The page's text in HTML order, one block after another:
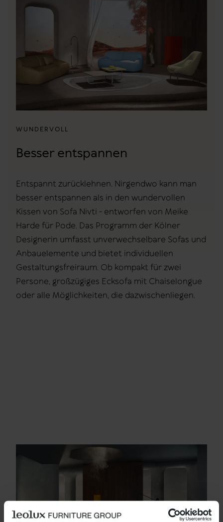
WUNDERVOLL
Besser entspannen
Entspannt zurücklehnen. Nirgendwo kann man
besser entspannen als in den wundervollen
Kissen von Sofa Nivti - entworfen von Meike
Harde für Pode. Das Programm der Kölner
Designerin umfasst unverwechselbare Sofas und
Anbauelemente und bietet individuellen
Gestaltungsfreiraum. Ob kompakt für zwei
Persone, großzügiges Ecksofa mit Chaiselongue
oder alle Möglichkeiten, die dazwischenliegen.